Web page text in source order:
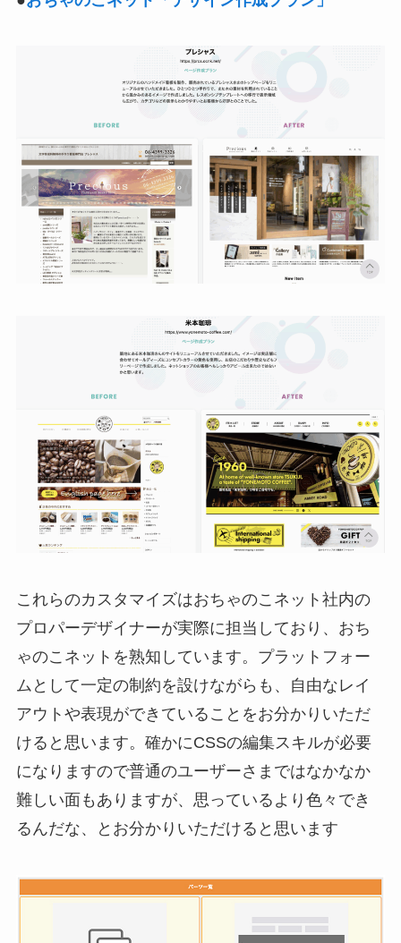
これらのカスタマイズはおちゃのこネット社内の
プロパーデザイナーが実際に担当しており、おち
ゃのこネットを熟知しています。プラットフォー
ムとして一定の制約を設けながらも、自由なレイ
アウトや表現ができていることをお分かりいただ
けると思います。確かにCSSの編集スキルが必要
になりますので普通のユーザーさまではなかなか
難しい面もありますが、思っているより色々でき
るんだな、とお分かりいただけると思います